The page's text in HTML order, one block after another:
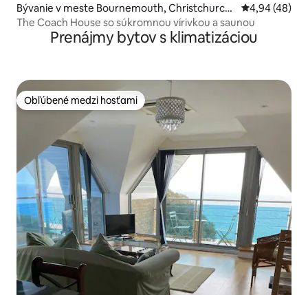
Bývanie v meste Bournemouth, Christchurch
and Poole
Priemerné
4,94 (48)
The Coach House so súkromnou vírivkou a saunou
Prenájmy bytov s klimatizáciou
Obľúbené medzi hosťami
Obľúbené medzi hosťami